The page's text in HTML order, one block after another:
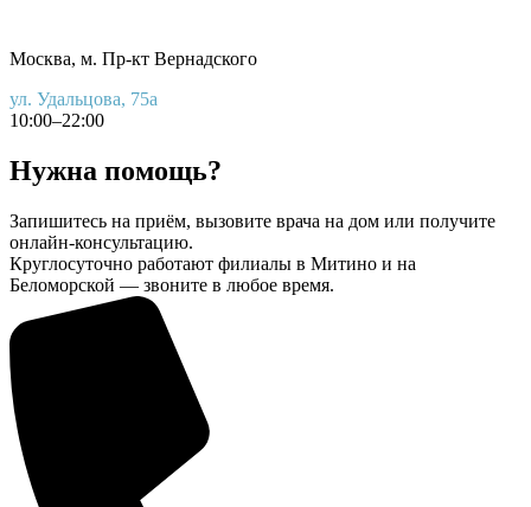
Москва, м. Пр-кт Вернадского
ул. Удальцова, 75а
10:00–22:00
Нужна помощь?
Запишитесь на приём, вызовите врача на дом или получите
онлайн-консультацию.
Круглосуточно работают филиалы в Митино и на
Беломорской — звоните в любое время.